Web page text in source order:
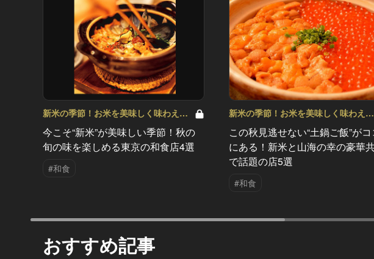
新米の季節！お米を美味しく味わえる
和食店 Vol.6
今こそ“新米”が美味しい季節！秋の
旬の味を楽しめる東京の和食店4選
#和食
新米の季節！お米を美味しく味わえる
和食店 Vol.5
この秋見逃せない“土鍋ご飯”がコ
にある！新米と山海の幸の豪華
で話題の店5選
#和食
おすすめ記事